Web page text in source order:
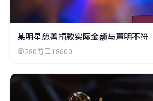
某明星慈善捐款实际金额与声明不符
280万 18000